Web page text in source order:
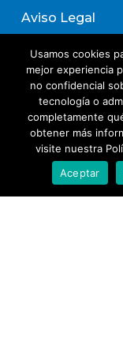
Aviso Legal
Política de
Política de
Suscribirse a
Usamos cookies
mejor experiencia
no confidencial
tecnología o
completamente
obtener más
visite nuestra
Aceptar